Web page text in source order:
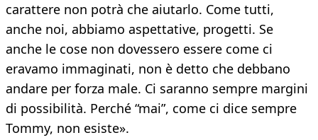
carattere non potrà che aiutarlo. Come tutti,
anche noi, abbiamo aspettative, progetti. Se
anche le cose non dovessero essere come ci
eravamo immaginati, non è detto che debbano
andare per forza male. Ci saranno sempre margini
di possibilità. Perché “mai”, come ci dice sempre
Tommy, non esiste».